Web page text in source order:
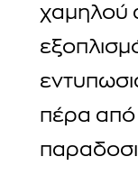
χαμηλού
πέρα από